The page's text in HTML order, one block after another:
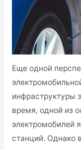
Еще одной
инфраструктуры
время, одной из
электромобилей
станций. Однако